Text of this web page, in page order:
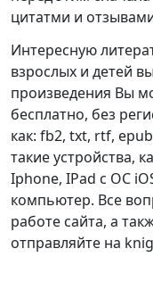
цитатми и
Интересную
взрослых и детей
произведения Вы
бесплатно, без
как: fb2, txt, rtf,
такие устройства,
Iphone, IPad с ОС
компьютер. Все
работе сайта, а
отправляйте на